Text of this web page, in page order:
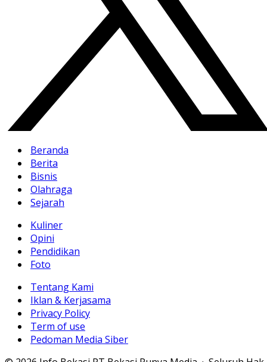
Beranda
Berita
Bisnis
Olahraga
Sejarah
Kuliner
Opini
Pendidikan
Foto
Tentang Kami
Iklan & Kerjasama
Privacy Policy
Term of use
Pedoman Media Siber